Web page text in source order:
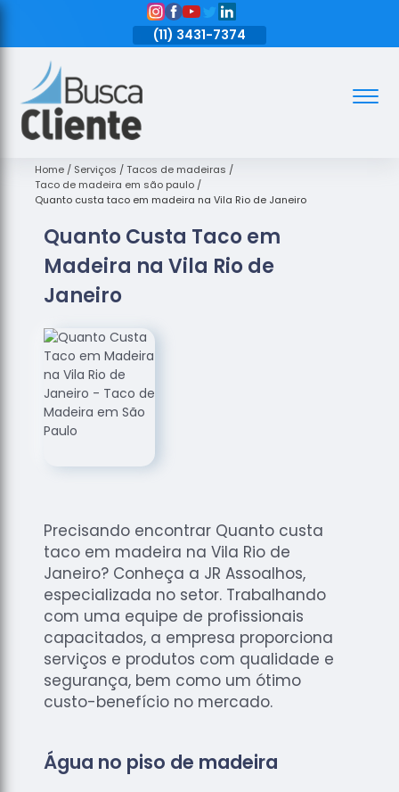
(11) 3431-7374
Assoalhos
de Madeira
Decks de
Empresas
de
Assoalhos
de Madeira
Loja de
Assoalhos
Raspagem
de
Assoalhos
de Tacos
de
Madeiras
Raspagens
de Pisos
Tacos de
Madeiras
Home Serviços
Tacos de madeiras
Taco de madeira em são paulo
Quanto custa taco em madeira na Vila Rio de Janeiro
Quanto Custa Taco em
Madeira na Vila Rio de
Janeiro
Precisando encontrar Quanto custa
taco em madeira na Vila Rio de
Janeiro? Conheça a JR Assoalhos,
especializada no setor. Trabalhando
com uma equipe de profissionais
capacitados, a empresa proporciona
serviços e produtos com qualidade e
segurança, bem como um ótimo
custo-benefício no mercado.
Água no piso de madeira